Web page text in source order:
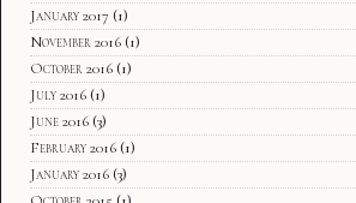
January 2017 (1)
November 2016 (1)
October 2016 (1)
July 2016 (1)
June 2016 (3)
February 2016 (1)
January 2016 (3)